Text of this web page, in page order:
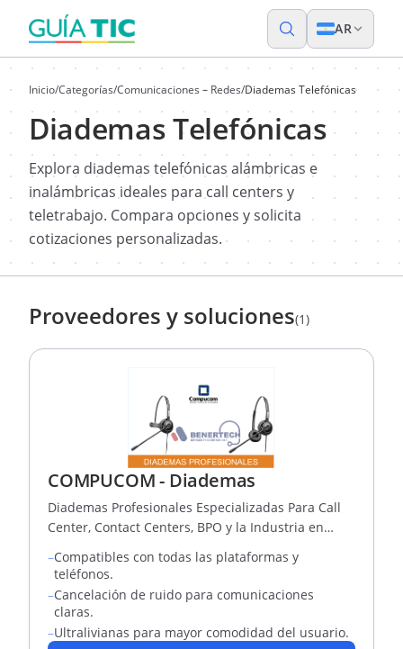
AR
Inicio/Categorías/Comunicaciones – Redes/Diademas Telefónicas
Diademas Telefónicas
Explora diademas telefónicas alámbricas e
inalámbricas ideales para call centers y
teletrabajo. Compara opciones y solicita
cotizaciones personalizadas.
Proveedores y soluciones(1)
COMPUCOM - Diademas
Diademas Profesionales Especializadas Para Call
Center, Contact Centers, BPO y la Industria en
–Compatibles con todas las plataformas y
teléfonos.
–Cancelación de ruido para comunicaciones
claras.
–Ultralivianas para mayor comodidad del usuario.